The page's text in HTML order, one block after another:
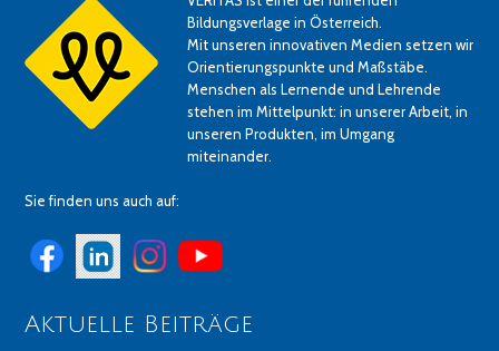
Bildungsverlage in Österreich.
Mit unseren innovativen Medien setzen wir
Orientierungspunkte und Maßstäbe.
Menschen als Lernende und Lehrende
stehen im Mittelpunkt: in unserer Arbeit, in
unseren Produkten, im Umgang
miteinander.
Sie finden uns auch auf:
Aktuelle Beiträge